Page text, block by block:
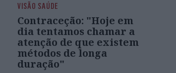
VISÃO SAÚDE
Contraceção: "Hoje em
dia tentamos chamar a
atenção de que existem
métodos de longa
duração"